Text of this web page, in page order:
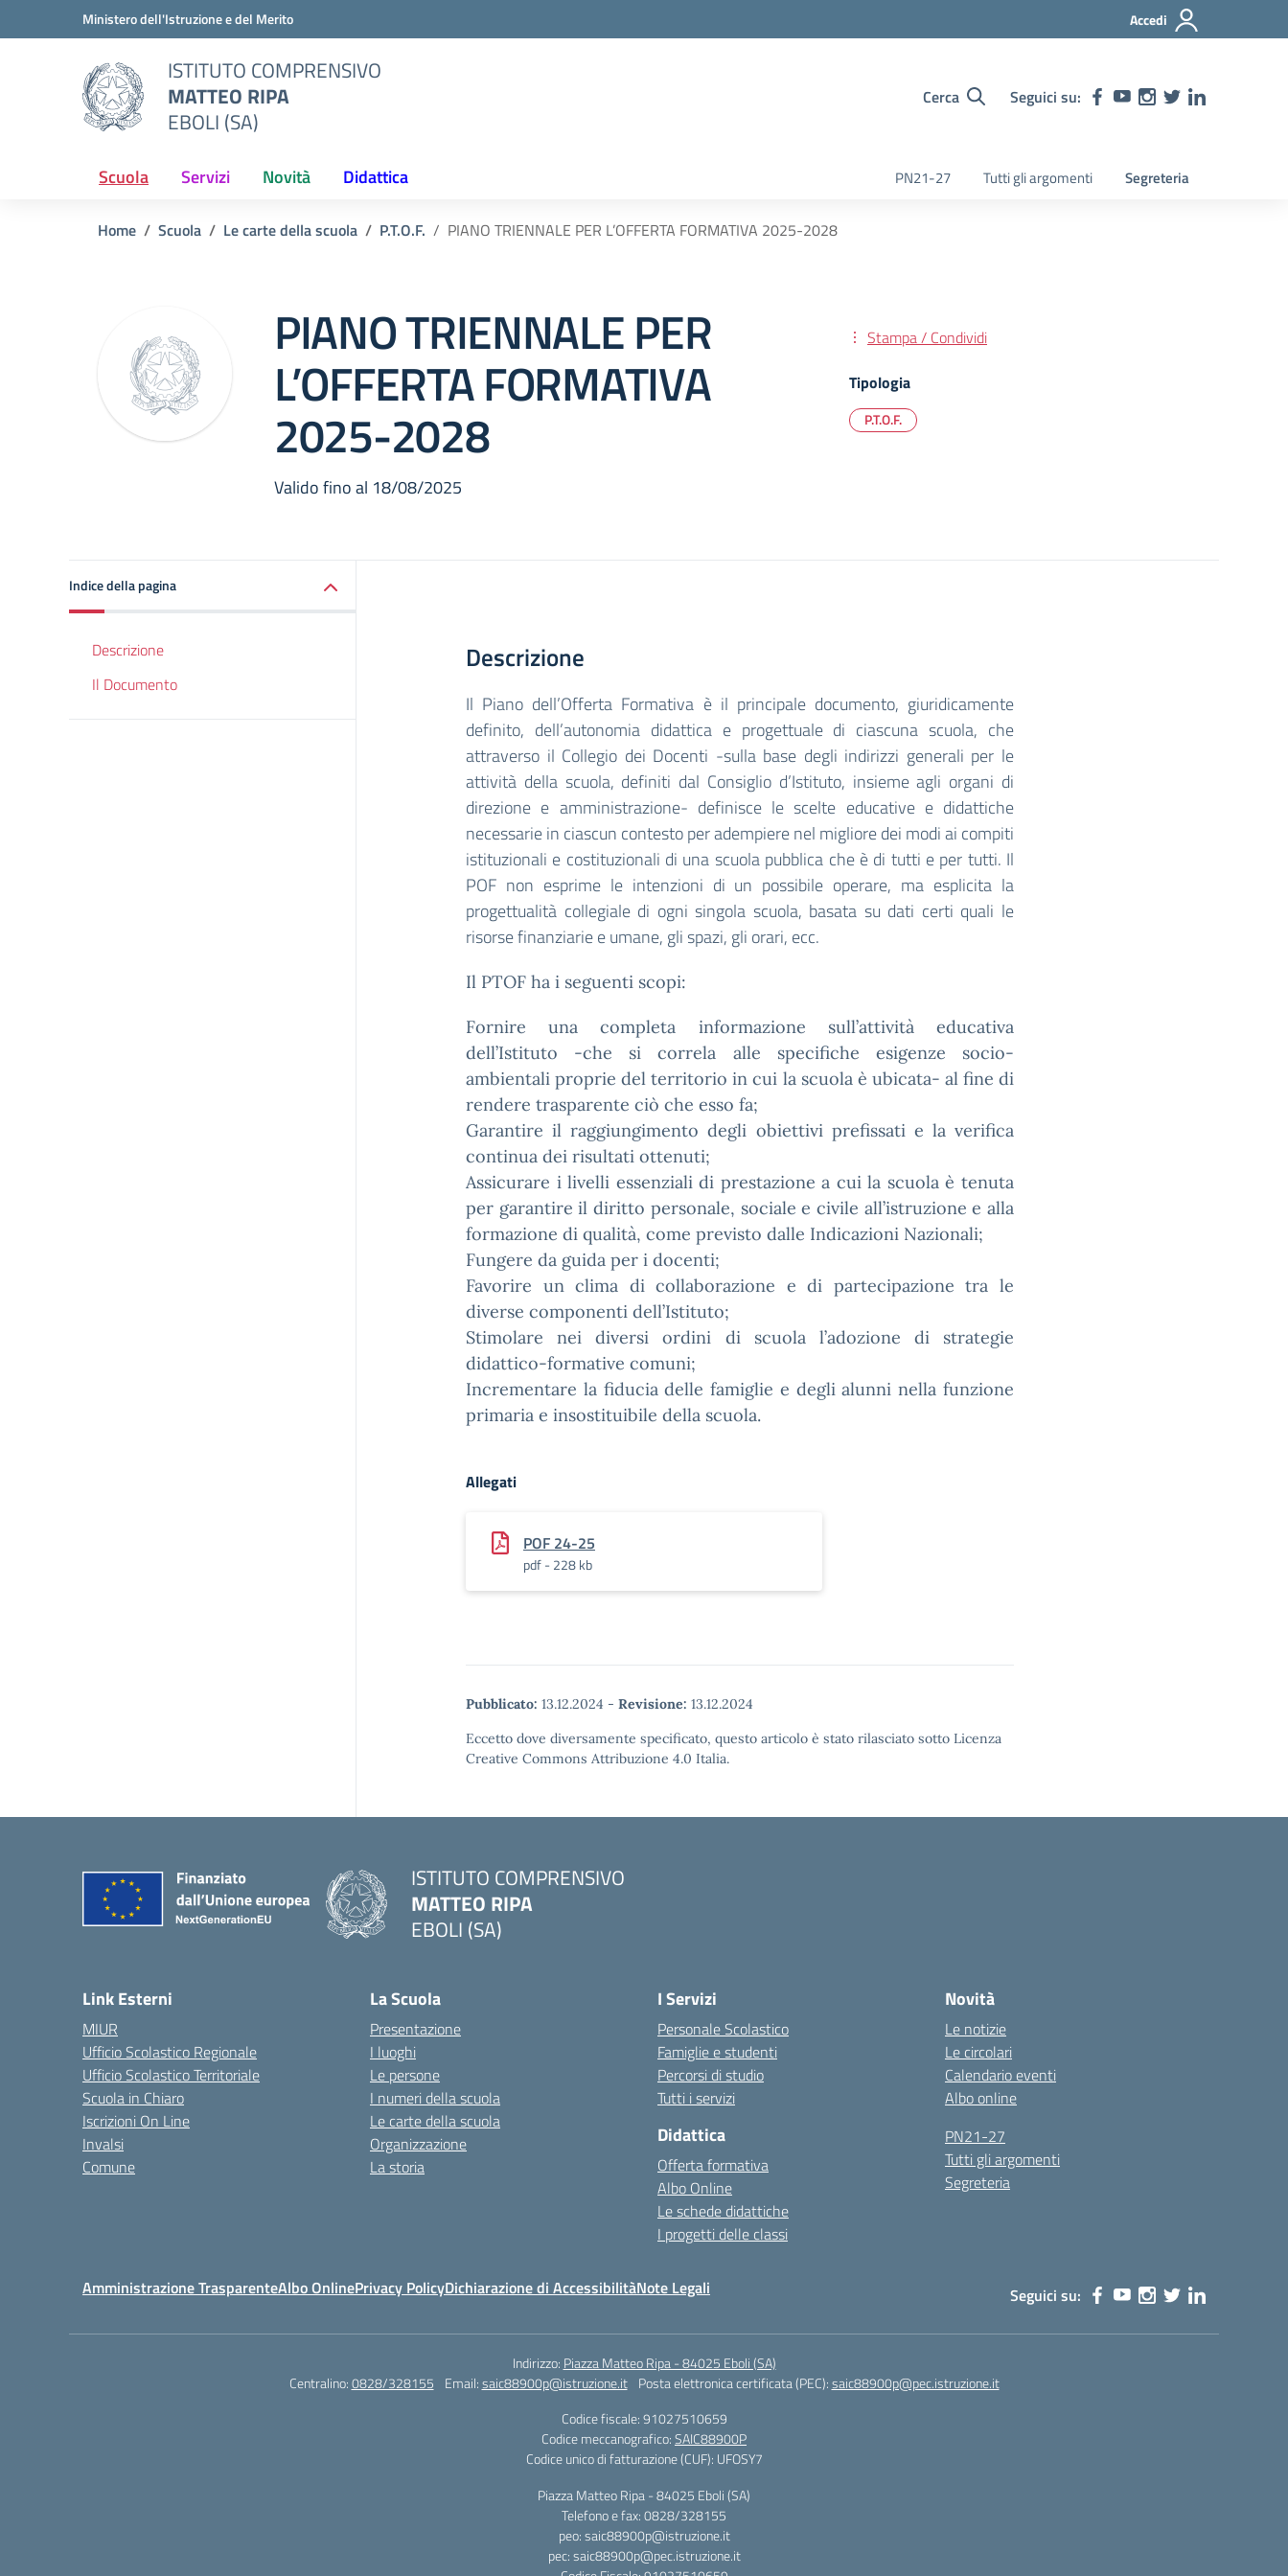
Vai ai contenuti
Vai al menu di navigazioneMinistero dell'Istruzione e del Merito Accedi
ISTITUTO COMPRENSIVO
MATTEO RIPA
EBOLI (SA)
Cerca Seguici su:
Scuola Servizi Novità Didattica PN21-27 Tutti gli argomenti Segreteria
Home Scuola Le carte della scuola P.T.O.F. PIANO TRIENNALE PER L’OFFERTA FORMATIVA 2025-2028
PIANO TRIENNALE PER
L’OFFERTA FORMATIVA
2025-2028
Valido fino al 18/08/2025
Stampa / Condividi
Tipologia
P.T.O.F.
Indice della pagina
Descrizione
Il Documento
Descrizione
Il Piano dell’Offerta Formativa è il principale documento, giuridicamente
definito, dell’autonomia didattica e progettuale di ciascuna scuola, che
attraverso il Collegio dei Docenti -sulla base degli indirizzi generali per le
attività della scuola, definiti dal Consiglio d’Istituto, insieme agli organi di
direzione e amministrazione- definisce le scelte educative e didattiche
necessarie in ciascun contesto per adempiere nel migliore dei modi ai compiti
istituzionali e costituzionali di una scuola pubblica che è di tutti e per tutti. Il
POF non esprime le intenzioni di un possibile operare, ma esplicita la
progettualità collegiale di ogni singola scuola, basata su dati certi quali le
risorse finanziarie e umane, gli spazi, gli orari, ecc.
Il PTOF ha i seguenti scopi:
Fornire una completa informazione sull’attività educativa
dell’Istituto -che si correla alle specifiche esigenze socio-
ambientali proprie del territorio in cui la scuola è ubicata- al fine di
rendere trasparente ciò che esso fa;
Garantire il raggiungimento degli obiettivi prefissati e la verifica
continua dei risultati ottenuti;
Assicurare i livelli essenziali di prestazione a cui la scuola è tenuta
per garantire il diritto personale, sociale e civile all’istruzione e alla
formazione di qualità, come previsto dalle Indicazioni Nazionali;
Fungere da guida per i docenti;
Favorire un clima di collaborazione e di partecipazione tra le
diverse componenti dell’Istituto;
Stimolare nei diversi ordini di scuola l’adozione di strategie
didattico-formative comuni;
Incrementare la fiducia delle famiglie e degli alunni nella funzione
primaria e insostituibile della scuola.
Allegati
POF 24-25
pdf - 228 kb
Pubblicato: 13.12.2024 - Revisione: 13.12.2024
Eccetto dove diversamente specificato, questo articolo è stato rilasciato sotto Licenza
Creative Commons Attribuzione 4.0 Italia.
ISTITUTO COMPRENSIVO
MATTEO RIPA
EBOLI (SA)
Link Esterni
MIUR
Ufficio Scolastico Regionale
Ufficio Scolastico Territoriale
Scuola in Chiaro
Iscrizioni On Line
Invalsi
Comune
La Scuola
Presentazione
I luoghi
Le persone
I numeri della scuola
Le carte della scuola
Organizzazione
La storia
I Servizi
Personale Scolastico
Famiglie e studenti
Percorsi di studio
Tutti i servizi
Didattica
Offerta formativa
Albo Online
Le schede didattiche
I progetti delle classi
Novità
Le notizie
Le circolari
Calendario eventi
Albo online
PN21-27
Tutti gli argomenti
Segreteria
Amministrazione TrasparenteAlbo OnlinePrivacy PolicyDichiarazione di AccessibilitàNote Legali Seguici su:
Indirizzo: Piazza Matteo Ripa - 84025 Eboli (SA)
Centralino:0828/328155 Email:saic88900p@istruzione.it Posta elettronica certificata (PEC):saic88900p@pec.istruzione.it
Codice fiscale: 91027510659
Codice meccanografico:SAIC88900P
Codice unico di fatturazione (CUF): UFOSY7
Piazza Matteo Ripa - 84025 Eboli (SA)
Telefono e fax: 0828/328155
peo: saic88900p@istruzione.it
pec: saic88900p@pec.istruzione.it